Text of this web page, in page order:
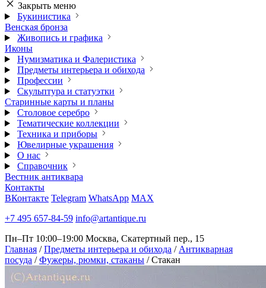
Закрыть меню
Букинистика
Венская бронза
Живопись и графика
Иконы
Нумизматика и Фалеристика
Предметы интерьера и обихода
Профессии
Скульптура и статуэтки
Старинные карты и планы
Столовое серебро
Тематические коллекции
Техника и приборы
Ювелирные украшения
О нас
Справочник
Вестник антиквара
Контакты
ВКонтакте Telegram WhatsApp MAX
+7 495 657-84-59 info@artantique.ru
Пн–Пт 10:00–19:00 Москва, Скатертный пер., 15
Главная / Предметы интерьера и обихода / Антикварная
посуда / Фужеры, рюмки, стаканы / Стакан